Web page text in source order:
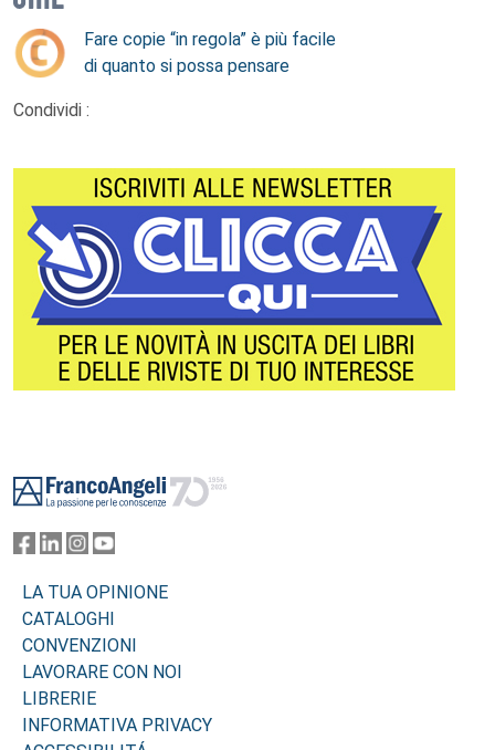
Fare copie “in regola” è più facile
di quanto si possa pensare
Condividi :
LA TUA OPINIONE
CATALOGHI
CONVENZIONI
LAVORARE CON NOI
LIBRERIE
INFORMATIVA PRIVACY